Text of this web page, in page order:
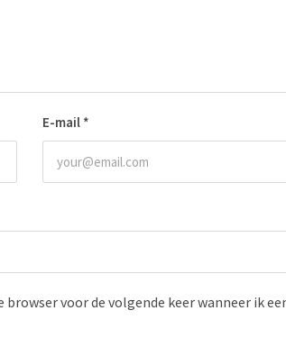
E-mail *
voor de volgende keer wanneer ik